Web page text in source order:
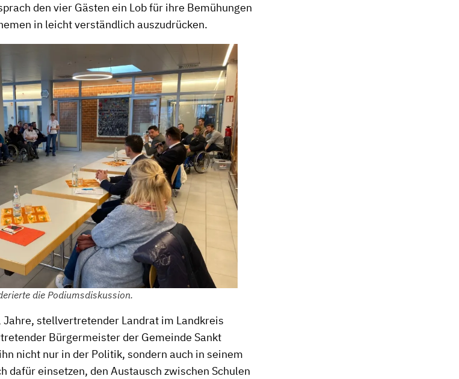
den vier Gästen ein Lob für ihre Bemühungen
in leicht verständlich auszudrücken.
die Podiumsdiskussion.
Jahre, stellvertretender Landrat im Landkreis
Bürgermeister der Gemeinde Sankt
nicht nur in der Politik, sondern auch in seinem
dafür einsetzen, den Austausch zwischen Schulen